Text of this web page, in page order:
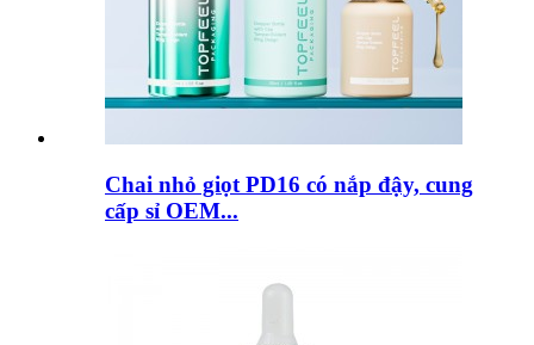
Chai nhỏ giọt PD16 có nắp đậy, cung
cấp sỉ OEM...